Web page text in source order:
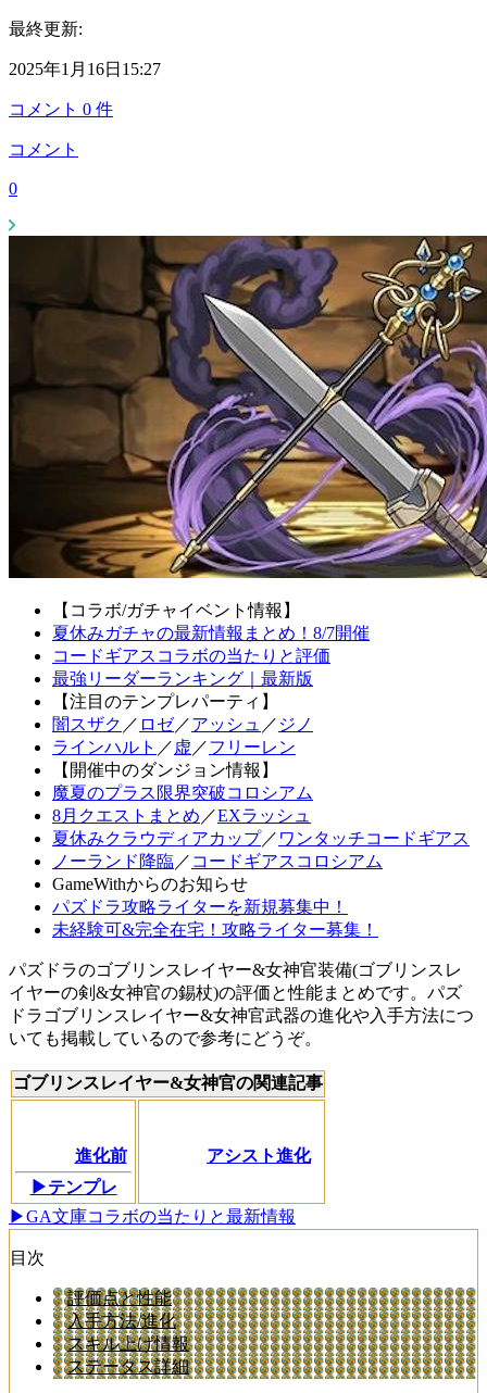
最終更新:
2025年1月16日15:27
コメント 0 件
コメント
0
【コラボ/ガチャイベント情報】
夏休みガチャの最新情報まとめ！8/7開催
コードギアスコラボの当たりと評価
最強リーダーランキング｜最新版
【注目のテンプレパーティ】
闇スザク ／ ロゼ／アッシュ ／ ジノ
ラインハルト ／ 虚 ／フリーレン
【開催中のダンジョン情報】
魔夏のプラス限界突破コロシアム
8月クエストまとめ ／EXラッシュ
夏休みクラウディアカップ／ ワンタッチコードギアス
ノーランド降臨／ コードギアスコロシアム
GameWithからのお知らせ
パズドラ攻略ライターを新規募集中！
未経験可&完全在宅！攻略ライター募集！
パズドラのゴブリンスレイヤー&女神官装備(ゴブリンスレ
イヤーの剣&女神官の錫杖)の評価と性能まとめです。パズ
ドラゴブリンスレイヤー&女神官武器の進化や入手方法につ
いても掲載しているので参考にどうぞ。
ゴブリンスレイヤー&女神官の関連記事
進化前
▶テンプレ
アシスト進化
▶GA文庫コラボの当たりと最新情報
目次
評価点と性能
入手方法/進化
スキル上げ情報
ステータス詳細